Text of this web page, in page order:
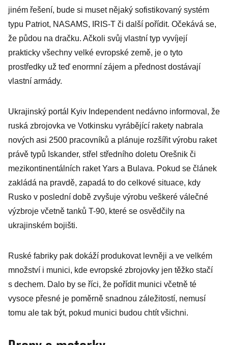
jiném řešení, bude si muset nějaký sofistikovaný systém
typu Patriot, NASAMS, IRIS-T či další pořídit. Očekává se,
že půdou na dračku. Ačkoli svůj vlastní typ vyvíjejí
prakticky všechny velké evropské země, je o tyto
prostředky už teď enormní zájem a přednost dostávají
vlastní armády.
Ukrajinský portál Kyiv Independent nedávno informoval, že
ruská zbrojovka ve Votkinsku vyrábějící rakety nabrala
nových asi 2500 pracovníků a plánuje rozšířit výrobu raket
právě typů Iskander, střel středního doletu Orešnik či
mezikontinentálních raket Yars a Bulava. Pokud se článek
zakládá na pravdě, zapadá to do celkové situace, kdy
Rusko v poslední době zvyšuje výrobu veškeré válečné
výzbroje včetně tanků T-90, které se osvědčily na
ukrajinském bojišti.
Ruské fabriky pak dokáží produkovat levněji a ve velkém
množství i munici, kde evropské zbrojovky jen těžko stačí
s dechem. Dalo by se říci, že pořídit munici včetně té
vysoce přesné je poměrně snadnou záležitostí, nemusí
tomu ale tak být, pokud munici budou chtít všichni.